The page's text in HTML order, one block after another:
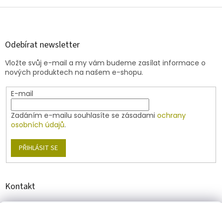
a
v
k
y
v
ý
i
v
Z
Odebírat newsletter
Vložte svůj e-mail a my vám budeme zasílat informace o
nových produktech na našem e-shopu.
E-mail
Zadáním e-mailu souhlasíte se zásadami ochrany
osobních údajů.
PŘIHLÁSIT SE
Kontakt